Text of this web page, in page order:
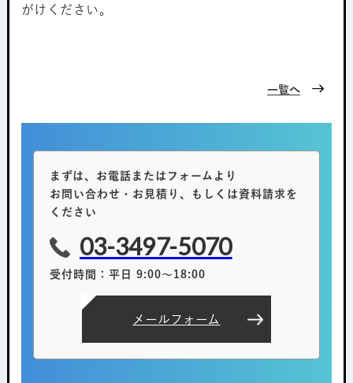
がけください。
一覧へ
まずは、お電話またはフォームより
お問い合わせ・お見積り、もしくは資料請求を
ください
03-3497-5070
受付時間：平日 9:00～18:00
メールフォーム